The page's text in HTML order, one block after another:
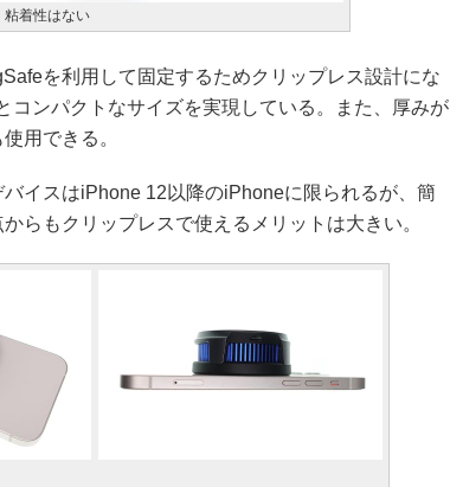
粘着性はない
を利用して固定するためクリップレス設計にな
コンパクトなサイズを実現している。また、厚みが
用できる。
イスはiPhone 12以降のiPhoneに限られるが、簡
らもクリップレスで使えるメリットは大きい。